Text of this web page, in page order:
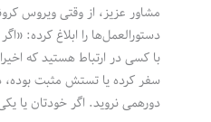
مشاور عزیز، از وقتی ویروس
دستورالعمل‌ها را ابلاغ کرده:
با کسی در ارتباط هستید که
سفر کرده یا تستش مثبت بوده،
دورهمی نروید. اگر خودتان یا